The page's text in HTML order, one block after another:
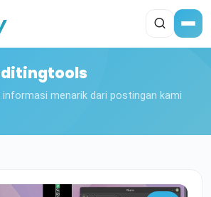
informasi menarik dari postingan kami